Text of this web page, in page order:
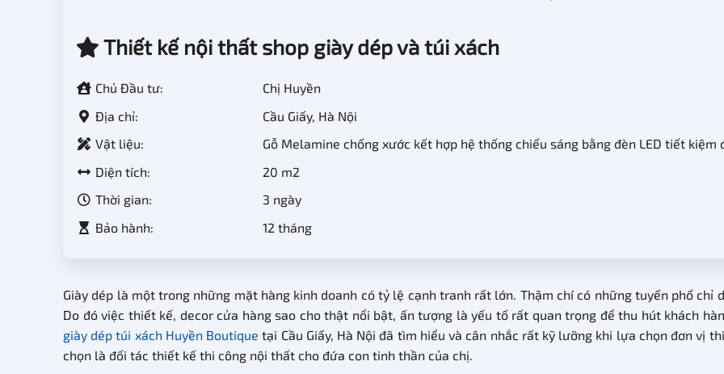
Thiết kế nội thất shop giày dép và túi xách
Chủ Đầu tư:
Chị Huyền
Địa chỉ:
Cầu Giấy, Hà Nội
Vật liệu:
Gỗ Melamine chống xước kết hợp hệ thống chiếu sáng bằng đèn LED tiết kiệm
Diện tích:
20 m2
Thời gian:
3 ngày
Bảo hành:
12 tháng
Giày dép là một trong những mặt hàng kinh doanh có tỷ lệ cạnh tranh rất lớn. Thậm chí có những tuyến phố chỉ
Do đó việc thiết kế, decor cửa hàng sao cho thật nổi bật, ấn tượng là yếu tố rất quan trọng để thu hút khách
giày dép túi xách Huyền Boutique tại Cầu Giấy, Hà Nội đã tìm hiểu và cân nhắc rất kỹ lưỡng khi lựa chọn đơn vị
chọn là đối tác thiết kế thi công nội thất cho đứa con tinh thần của chị.